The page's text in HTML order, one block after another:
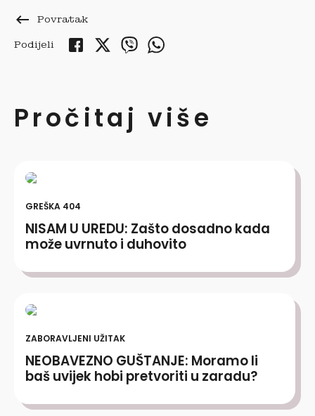
keyboard_backspace Povratak
Podijeli
Pročitaj više
GREŠKA 404
NISAM U UREDU: Zašto dosadno kada
može uvrnuto i duhovito
ZABORAVLJENI UŽITAK
NEOBAVEZNO GUŠTANJE: Moramo li
baš uvijek hobi pretvoriti u zaradu?